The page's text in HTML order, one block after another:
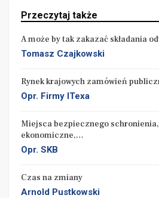
Przeczytaj także
A może by tak zakazać składania
Tomasz Czajkowski
Rynek krajowych zamówień
Opr. Firmy ITexa
Miejsca bezpiecznego
ekonomiczne,…
Opr. SKB
Czas na zmiany
Arnold Pustkowski